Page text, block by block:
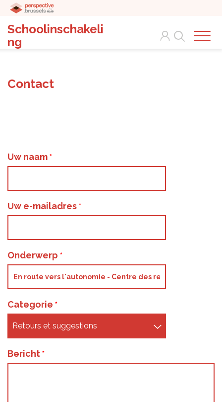
Schoolinschakeli
ng
Search
Contact
Uw naam
Uw e-mailadres
Onderwerp
Categorie
Bericht